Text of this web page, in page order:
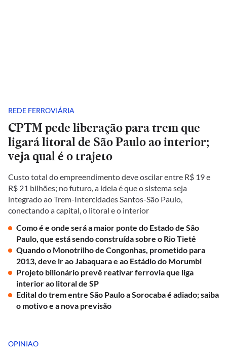
REDE FERROVIÁRIA
CPTM pede liberação para trem que
ligará litoral de São Paulo ao interior;
veja qual é o trajeto
Custo total do empreendimento deve oscilar entre R$ 19 e
R$ 21 bilhões; no futuro, a ideia é que o sistema seja
integrado ao Trem-Intercidades Santos-São Paulo,
conectando a capital, o litoral e o interior
Como é e onde será a maior ponte do Estado de São
Paulo, que está sendo construída sobre o Rio Tietê
Quando o Monotrilho de Congonhas, prometido para
2013, deve ir ao Jabaquara e ao Estádio do Morumbi
Projeto bilionário prevê reativar ferrovia que liga
interior ao litoral de SP
Edital do trem entre São Paulo a Sorocaba é adiado; saiba
o motivo e a nova previsão
OPINIÃO